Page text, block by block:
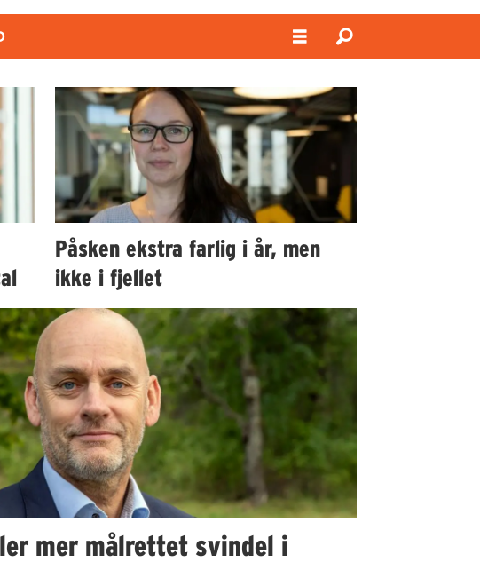
Påsken ekstra farlig i år, men
ikke i fjellet
mer målrettet svindel i